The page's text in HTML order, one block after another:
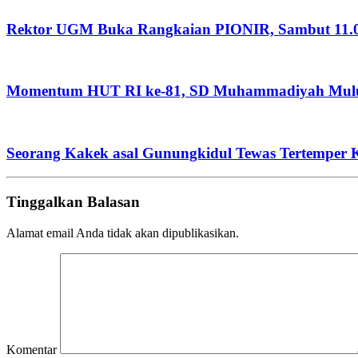
Rektor UGM Buka Rangkaian PIONIR, Sambut
Momentum HUT RI ke-81, SD Muhammadiyah
Seorang Kakek asal Gunungkidul Tewas Tertemper
Tinggalkan Balasan
Alamat email Anda tidak akan dipublikasikan.
Komentar